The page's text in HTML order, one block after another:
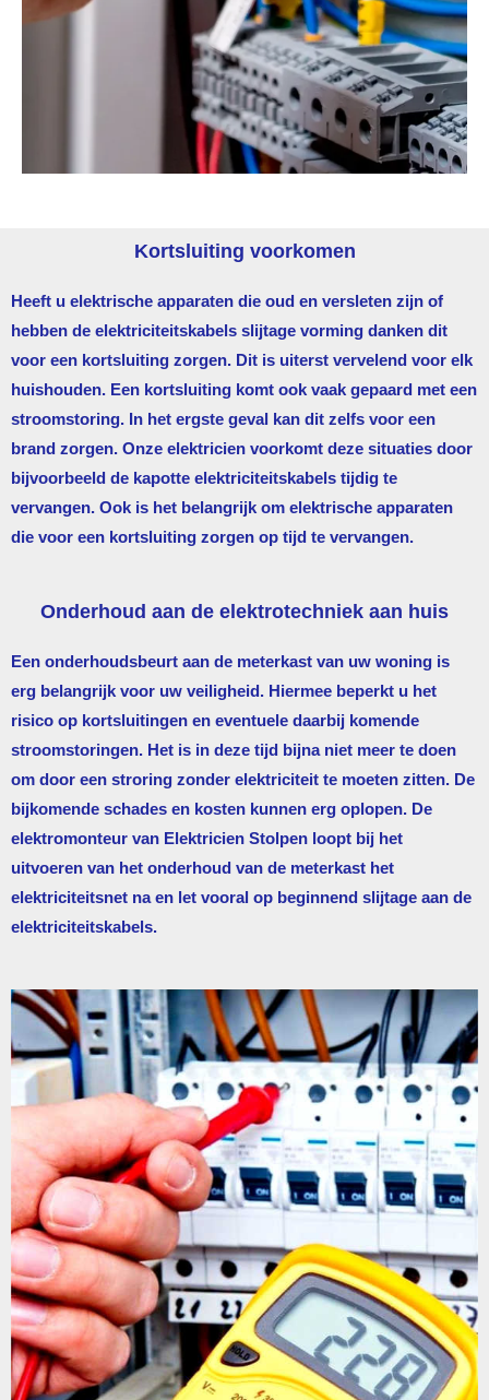
Kortsluiting voorkomen
Heeft u elektrische apparaten die oud en versleten zijn of
hebben de elektriciteitskabels slijtage vorming danken dit
voor een kortsluiting zorgen. Dit is uiterst vervelend voor elk
huishouden. Een kortsluiting komt ook vaak gepaard met een
stroomstoring. In het ergste geval kan dit zelfs voor een
brand zorgen. Onze elektricien voorkomt deze situaties door
bijvoorbeeld de kapotte elektriciteitskabels tijdig te
vervangen. Ook is het belangrijk om elektrische apparaten
die voor een kortsluiting zorgen op tijd te vervangen.
Onderhoud aan de elektrotechniek aan huis
Een onderhoudsbeurt aan de meterkast van uw woning is
erg belangrijk voor uw veiligheid. Hiermee beperkt u het
risico op kortsluitingen en eventuele daarbij komende
stroomstoringen. Het is in deze tijd bijna niet meer te doen
om door een stroring zonder elektriciteit te moeten zitten. De
bijkomende schades en kosten kunnen erg oplopen. De
elektromonteur van Elektricien Stolpen loopt bij het
uitvoeren van het onderhoud van de meterkast het
elektriciteitsnet na en let vooral op beginnend slijtage aan de
elektriciteitskabels.